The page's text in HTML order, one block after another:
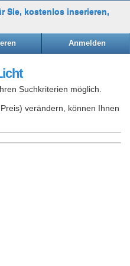
Anmelden
Suchkriterien möglich.
verändern, können Ihnen